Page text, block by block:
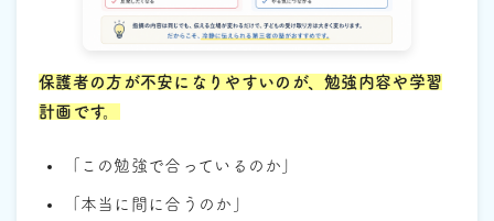
保護者の方が不安になりやすいのが、勉強内容や学習
計画です。
「この勉強で合っているのか」
「本当に間に合うのか」